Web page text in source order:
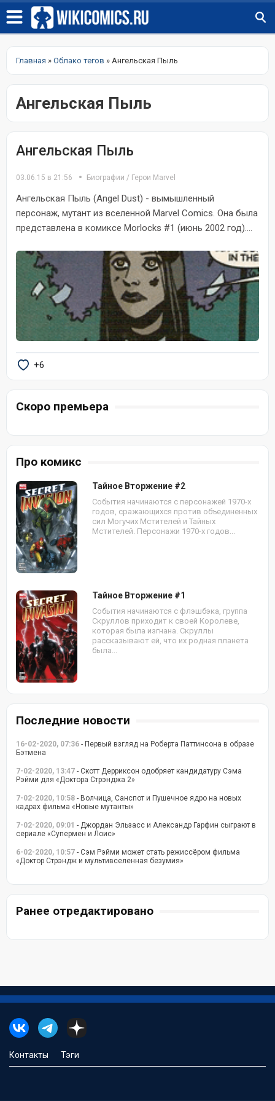
Главная » Облако тегов » Ангельская Пыль
Ангельская Пыль
Ангельская Пыль
03.06.15 в 21:56 Биографии / Герои Marvel
Ангельская Пыль (Angel Dust) - вымышленный
персонаж, мутант из вселенной Marvel Comics. Она была
представлена в комиксе Morlocks #1 (июнь 2002 год)....
+6
Скоро премьера
Про комикс
Тайное Вторжение #2
События начинаются с персонажей 1970-х
годов, сражающихся против объединенных
сил Могучих Мстителей и Тайных
Мстителей. Персонажи 1970-х годов...
Тайное Вторжение #1
События начинаются с флэшбэка, группа
Скруллов приходит к своей Королеве,
которая была изгнана. Скруллы
рассказывают ей, что их родная планета
была...
Последние новости
16-02-2020, 07:36 - Первый взгляд на Роберта Паттинсона в образе
Бэтмена
7-02-2020, 13:47 - Скотт Дерриксон одобряет кандидатуру Сэма
Рэйми для «Доктора Стрэнджа 2»
7-02-2020, 10:58 - Волчица, Санспот и Пушечное ядро на новых
кадрах фильма «Новые мутанты»
7-02-2020, 09:01 - Джордан Эльзасс и Александр Гарфин сыграют в
сериале «Супермен и Лоис»
6-02-2020, 10:57 - Сэм Рэйми может стать режиссёром фильма
«Доктор Стрэндж и мультивселенная безумия»
Ранее отредактировано
Контакты Тэги